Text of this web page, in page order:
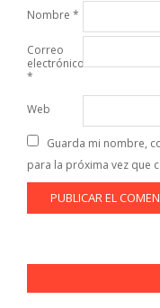
Nombre *
Correo
electrónico
*
Web
Guarda mi nombre,
para la próxima vez que